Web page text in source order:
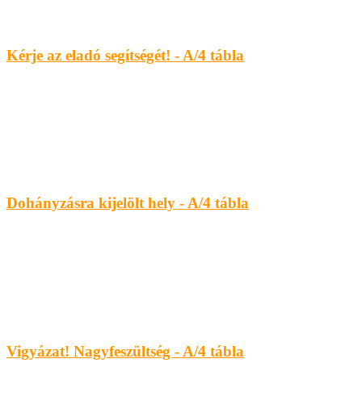
Kérje az eladó segítségét! - A/4 tábla
Dohányzásra kijelölt hely - A/4 tábla
Vigyázat! Nagyfeszültség - A/4 tábla